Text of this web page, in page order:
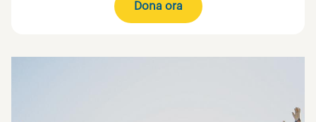
Dona ora